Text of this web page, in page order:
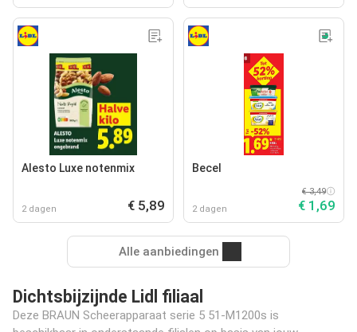
Alesto Luxe notenmix
2 dagen € 5,89
Becel
2 dagen
€ 3,49
€ 1,69
Alle aanbiedingen
Dichtsbijzijnde Lidl filiaal
Deze BRAUN Scheerapparaat serie 5 51-M1200s is